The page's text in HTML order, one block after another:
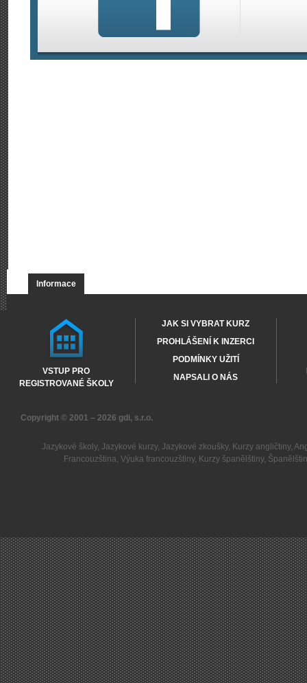
Informace
VSTUP PRO
REGISTROVANÉ ŠKOLY
JAK SI VYBRAT KURZ
PROHLÁŠENÍ K INZERCI
PODMÍNKY UŽITÍ
NAPSALI O NÁS
Copyright © 2001 – 2026 gdi, s.r.o.
Jazykové školy, Jazykové kurzy, Jazykové zkoušky, Kurzy angličtiny,
Francouzština,Výuka francouzštiny, Kurzy španělštiny,